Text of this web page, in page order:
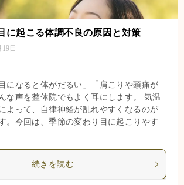
に起こる体調不良の原因と対策
日
になると体がだるい」「肩こりや頭痛が
な声を整体院でもよく耳にします。 気温
よって、自律神経が乱れやすくなるのが
。今回は、季節の変わり目に起こりやす
続きを読む